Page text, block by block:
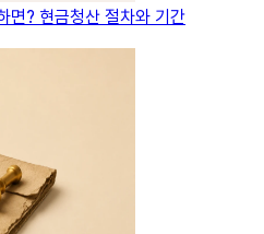
면? 현금청산 절차와 기간